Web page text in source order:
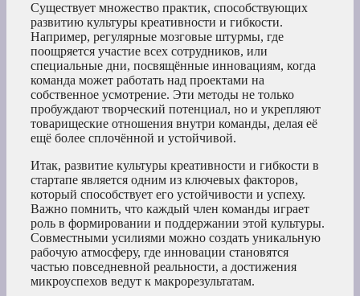
Существует множество практик, способствующих
развитию культуры креативности и гибкости.
Например, регулярные мозговые штурмы, где
поощряется участие всех сотрудников, или
специальные дни, посвящённые инновациям, когда
команда может работать над проектами на
собственное усмотрение. Эти методы не только
пробуждают творческий потенциал, но и укрепляют
товарищеские отношения внутри команды, делая её
ещё более сплочённой и устойчивой.
Итак, развитие культуры креативности и гибкости в
стартапе является одним из ключевых факторов,
который способствует его устойчивости и успеху.
Важно помнить, что каждый член команды играет
роль в формировании и поддержании этой культуры.
Совместными усилиями можно создать уникальную
рабочую атмосферу, где инновации становятся
частью повседневной реальности, а достижения
микроуспехов ведут к макрорезультатам.